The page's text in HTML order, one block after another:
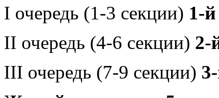
I очередь (1-3 секции) 1-
II очередь (4-6 секции) 2-
III очередь (7-9 секции)